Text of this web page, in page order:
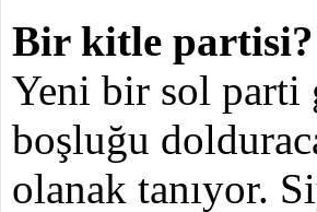
Bir kitle partisi?
Yeni bir sol
boşluğu
olanak tanıyor.